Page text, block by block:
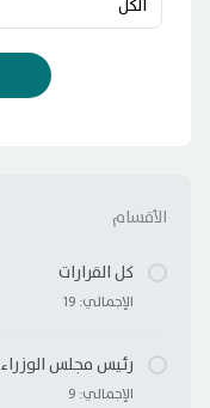
الأقسام
كل القرارات
الإجمالي: 19
رئيس مجلس الوزراء
الإجمالي: 9